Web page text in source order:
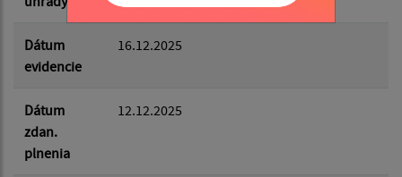
Dátum
evidencie
16.12.2025
Dátum
zdan.
plnenia
12.12.2025